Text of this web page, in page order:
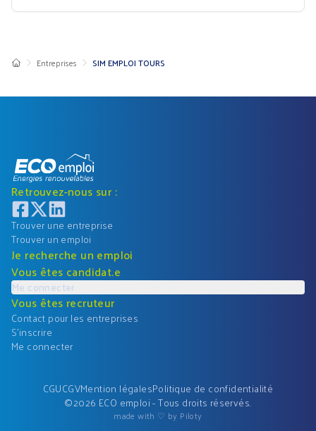
Entreprises SIM EMPLOI TOURS
Retrouvez-nous sur :
Trouver une entreprise
Trouver un emploi
Je recherche un emploi
Vous êtes candidat.e
Me connecter
Vous êtes recruteur
Contact pour les entreprises
S'inscrire
Me connecter
CGUCGVMention légalesPolitique de confidentialité
©2026 ECO emploi - Tous droits réservés.
made with ♡ by Piloty